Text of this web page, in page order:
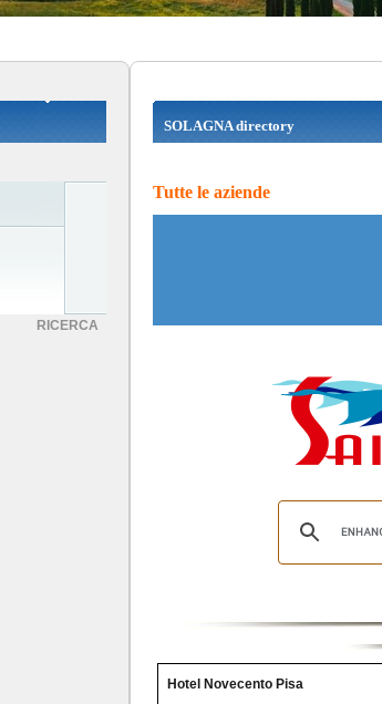
RICERCA
SOLAGNA directory
Tutte le aziende
Hotel Novecento Pisa